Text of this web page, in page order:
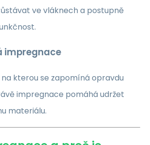
ve vláknech a postupně
impregnace
kterou se zapomíná opravdu
impregnace pomáhá udržet
materiálu.